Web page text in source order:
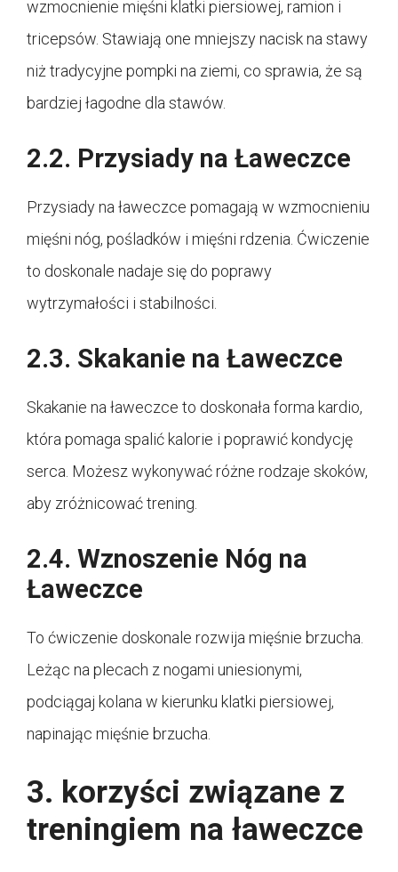
wzmocnienie mięśni klatki piersiowej, ramion i
tricepsów. Stawiają one mniejszy nacisk na stawy
niż tradycyjne pompki na ziemi, co sprawia, że są
bardziej łagodne dla stawów.
2.2. Przysiady na Ławeczce
Przysiady na ławeczce pomagają w wzmocnieniu
mięśni nóg, pośladków i mięśni rdzenia. Ćwiczenie
to doskonale nadaje się do poprawy
wytrzymałości i stabilności.
2.3. Skakanie na Ławeczce
Skakanie na ławeczce to doskonała forma kardio,
która pomaga spalić kalorie i poprawić kondycję
serca. Możesz wykonywać różne rodzaje skoków,
aby zróżnicować trening.
2.4. Wznoszenie Nóg na
Ławeczce
To ćwiczenie doskonale rozwija mięśnie brzucha.
Leżąc na plecach z nogami uniesionymi,
podciągaj kolana w kierunku klatki piersiowej,
napinając mięśnie brzucha.
3. korzyści związane z
treningiem na ławeczce